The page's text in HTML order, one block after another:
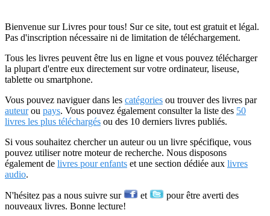
Bienvenue sur Livres pour tous! Sur ce site, tout est gratuit et légal.
Pas d'inscription nécessaire ni de limitation de téléchargement.
Tous les livres peuvent être lus en ligne et vous pouvez télécharger
la plupart d'entre eux directement sur votre ordinateur, liseuse,
tablette ou smartphone.
Vous pouvez naviguer dans les catégories ou trouver des livres par
auteurou pays. Vous pouvez également consulter la liste des 50
livres les plus téléchargés ou des 10 derniers livres publiés.
Si vous souhaitez chercher un auteur ou un livre spécifique, vous
pouvez utiliser notre moteur de recherche. Nous disposons
également de livres pour enfants et une section dédiée aux livres
audio.
N'hésitez pas a nous suivre sur et
pour être averti des
nouveaux livres. Bonne lecture!